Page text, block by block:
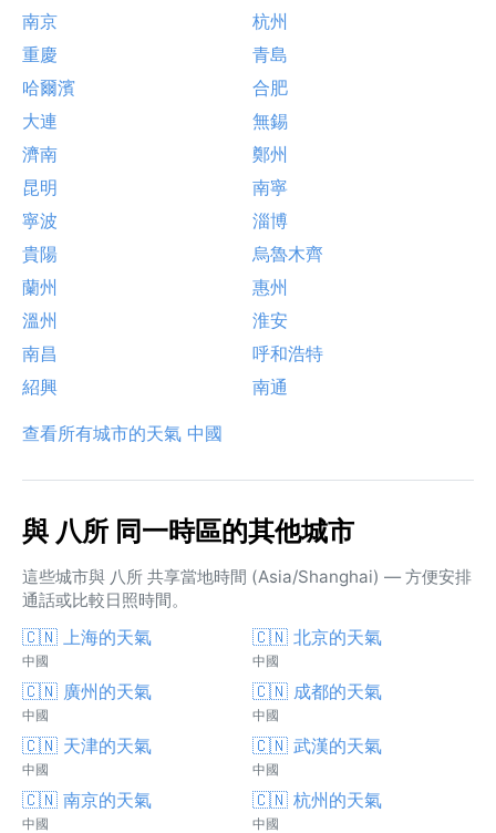
南京
杭州
重慶
青島
哈爾濱
合肥
大連
無錫
濟南
鄭州
昆明
南寧
寧波
淄博
貴陽
烏魯木齊
蘭州
惠州
溫州
淮安
南昌
呼和浩特
紹興
南通
查看所有城市的天氣 中國
與 八所 同一時區的其他城市
這些城市與 八所 共享當地時間 (Asia/Shanghai) — 方便安排
通話或比較日照時間。
🇨🇳 上海的天氣
中國
🇨🇳 北京的天氣
中國
🇨🇳 廣州的天氣
中國
🇨🇳 成都的天氣
中國
🇨🇳 天津的天氣
中國
🇨🇳 武漢的天氣
中國
🇨🇳 南京的天氣
中國
🇨🇳 杭州的天氣
中國